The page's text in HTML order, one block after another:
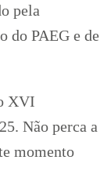
pela
do PAEG e de
XVI
Não perca a
momento